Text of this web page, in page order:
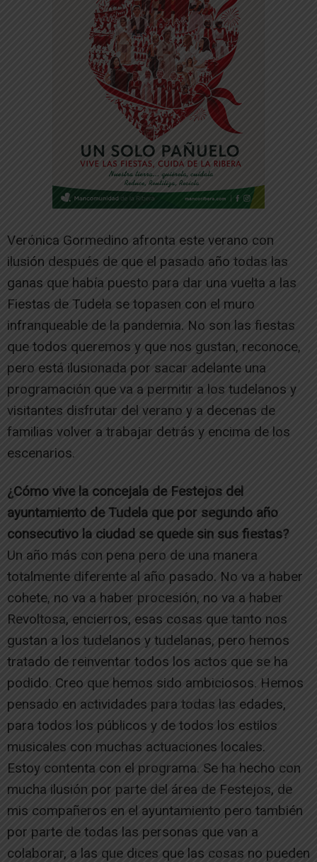
Verónica Gormedino afronta este verano con
ilusión después de que el pasado año todas las
ganas que había puesto para dar una vuelta a las
Fiestas de Tudela se topasen con el muro
infranqueable de la pandemia. No son las fiestas
que todos queremos y que nos gustan, reconoce,
pero está ilusionada por sacar adelante una
programación que va a permitir a los tudelanos y
visitantes disfrutar del verano y a decenas de
familias volver a trabajar detrás y encima de los
escenarios.
¿Cómo vive la concejala de Festejos del
ayuntamiento de Tudela que por segundo año
consecutivo la ciudad se quede sin sus fiestas?
Un año más con pena pero de una manera
totalmente diferente al año pasado. No va a haber
cohete, no va a haber procesión, no va a haber
Revoltosa, encierros, esas cosas que tanto nos
gustan a los tudelanos y tudelanas, pero hemos
tratado de reinventar todos los actos que se ha
podido. Creo que hemos sido ambiciosos. Hemos
pensado en actividades para todas las edades,
para todos los públicos y de todos los estilos
musicales con muchas actuaciones locales.
Estoy contenta con el programa. Se ha hecho con
mucha ilusión por parte del área de Festejos, de
mis compañeros en el ayuntamiento pero también
por parte de todas las personas que van a
colaborar, a las que dices que las cosas no pueden